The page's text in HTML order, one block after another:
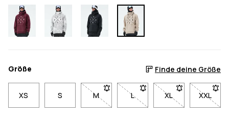
Größe Finde deine Größe
XS S M- Größe M nicht verfügbar. Klicke, um
L- Größe L nicht verfügbar.
XL- Größe XL nicht
XXL
-